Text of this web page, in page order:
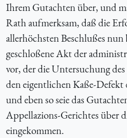
Ihrem Gutachten über, und
Rath aufmerksam, daß die
allerhöchsten Beschlußes nun
geschloßene Akt der
vor, der die Untersuchung
den eigentlichen Kaße-Defekt
und eben so seie das
Appellazions-Gerichtes über
eingekommen.